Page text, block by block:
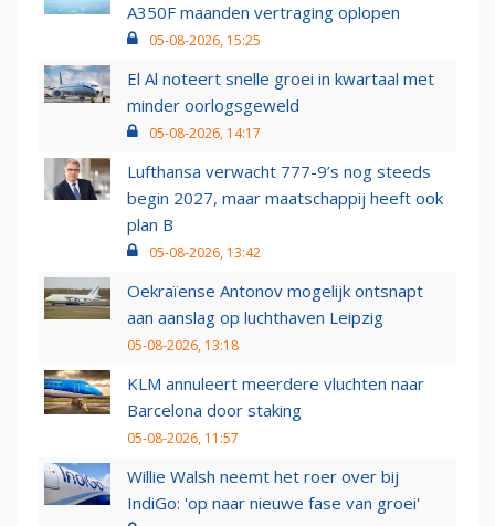
A350F maanden vertraging oplopen
05-08-2026, 15:25
El Al noteert snelle groei in kwartaal met
minder oorlogsgeweld
05-08-2026, 14:17
Lufthansa verwacht 777-9’s nog steeds
begin 2027, maar maatschappij heeft ook
plan B
05-08-2026, 13:42
Oekraïense Antonov mogelijk ontsnapt
aan aanslag op luchthaven Leipzig
05-08-2026, 13:18
KLM annuleert meerdere vluchten naar
Barcelona door staking
05-08-2026, 11:57
Willie Walsh neemt het roer over bij
IndiGo: 'op naar nieuwe fase van groei'